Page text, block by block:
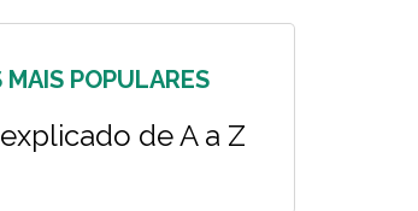
POPULARES
de A a Z